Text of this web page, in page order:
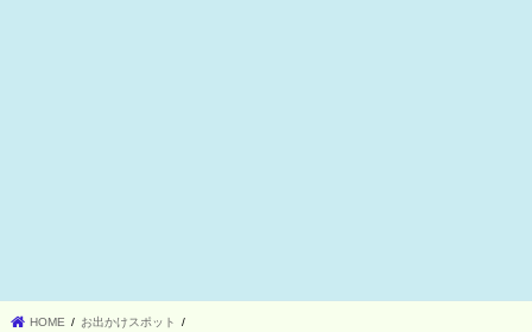
HOME
お出かけスポット